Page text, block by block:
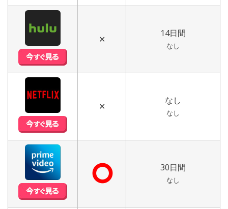
✕
14日間
なし
✕
なし
なし
⭘ 30日間
なし